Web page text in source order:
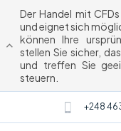
Der Handel mit
und eignet sich
können Ihre
stellen Sie sicher,
und treffen Sie
steuern.
+248